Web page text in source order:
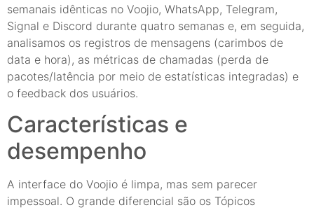
semanais idênticas no Voojio, WhatsApp, Telegram,
Signal e Discord durante quatro semanas e, em seguida,
analisamos os registros de mensagens (carimbos de
data e hora), as métricas de chamadas (perda de
pacotes/latência por meio de estatísticas integradas) e
o feedback dos usuários.
Características e
desempenho
A interface do Voojio é limpa, mas sem parecer
impessoal. O grande diferencial são os Tópicos